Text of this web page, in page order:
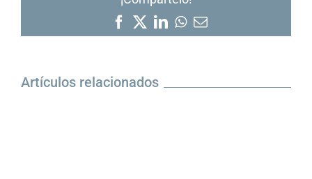
Facebook
X LinkedIn
WhatsApp
Correo
electrónico
Artículos relacionados